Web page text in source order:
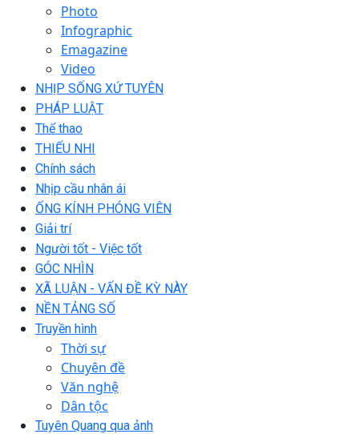
Photo
Infographic
Emagazine
Video
NHỊP SỐNG XỨ TUYÊN
PHÁP LUẬT
Thể thao
THIẾU NHI
Chính sách
Nhịp cầu nhân ái
ỐNG KÍNH PHÓNG VIÊN
Giải trí
Người tốt - Việc tốt
GÓC NHÌN
XÃ LUẬN - VẤN ĐỀ KỲ NÀY
NỀN TẢNG SỐ
Truyền hình
Thời sự
Chuyên đề
Văn nghệ
Dân tộc
Tuyên Quang qua ảnh